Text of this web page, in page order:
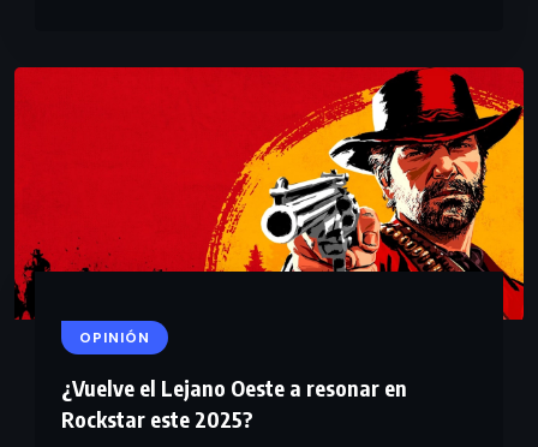
OPINIÓN
¿Vuelve el Lejano Oeste a resonar en
Rockstar este 2025?